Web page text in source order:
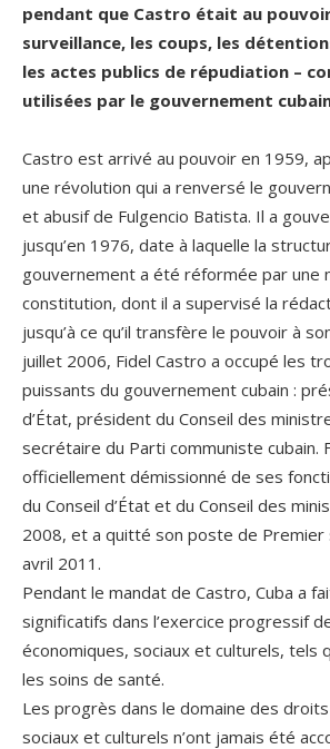
pendant que Castro était au
surveillance, les coups, les
les actes publics de répudiation –
utilisées par le gouvernement
Castro est arrivé au pouvoir en 1959,
une révolution qui a renversé le
et abusif de Fulgencio Batista. Il a
jusqu’en 1976, date à laquelle la
gouvernement a été réformée par une
constitution, dont il a supervisé la
jusqu’à ce qu’il transfère le pouvoir à
juillet 2006, Fidel Castro a occupé les
puissants du gouvernement cubain :
d’État, président du Conseil des
secrétaire du Parti communiste cubain.
officiellement démissionné de ses
du Conseil d’État et du Conseil des
2008, et a quitté son poste de Premier
avril 2011.
Pendant le mandat de Castro, Cuba a
significatifs dans l’exercice progressif
économiques, sociaux et culturels, tels
les soins de santé.
Les progrès dans le domaine des
sociaux et culturels n’ont jamais été